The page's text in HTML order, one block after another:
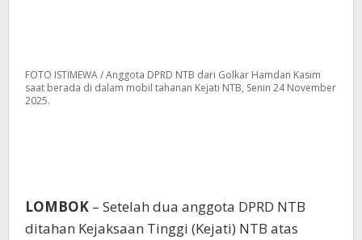
FOTO ISTIMEWA / Anggota DPRD NTB dari Golkar Hamdan Kasim
saat berada di dalam mobil tahanan Kejati NTB, Senin 24 November
2025.
LOMBOK – Setelah dua anggota DPRD NTB
ditahan Kejaksaan Tinggi (Kejati) NTB atas